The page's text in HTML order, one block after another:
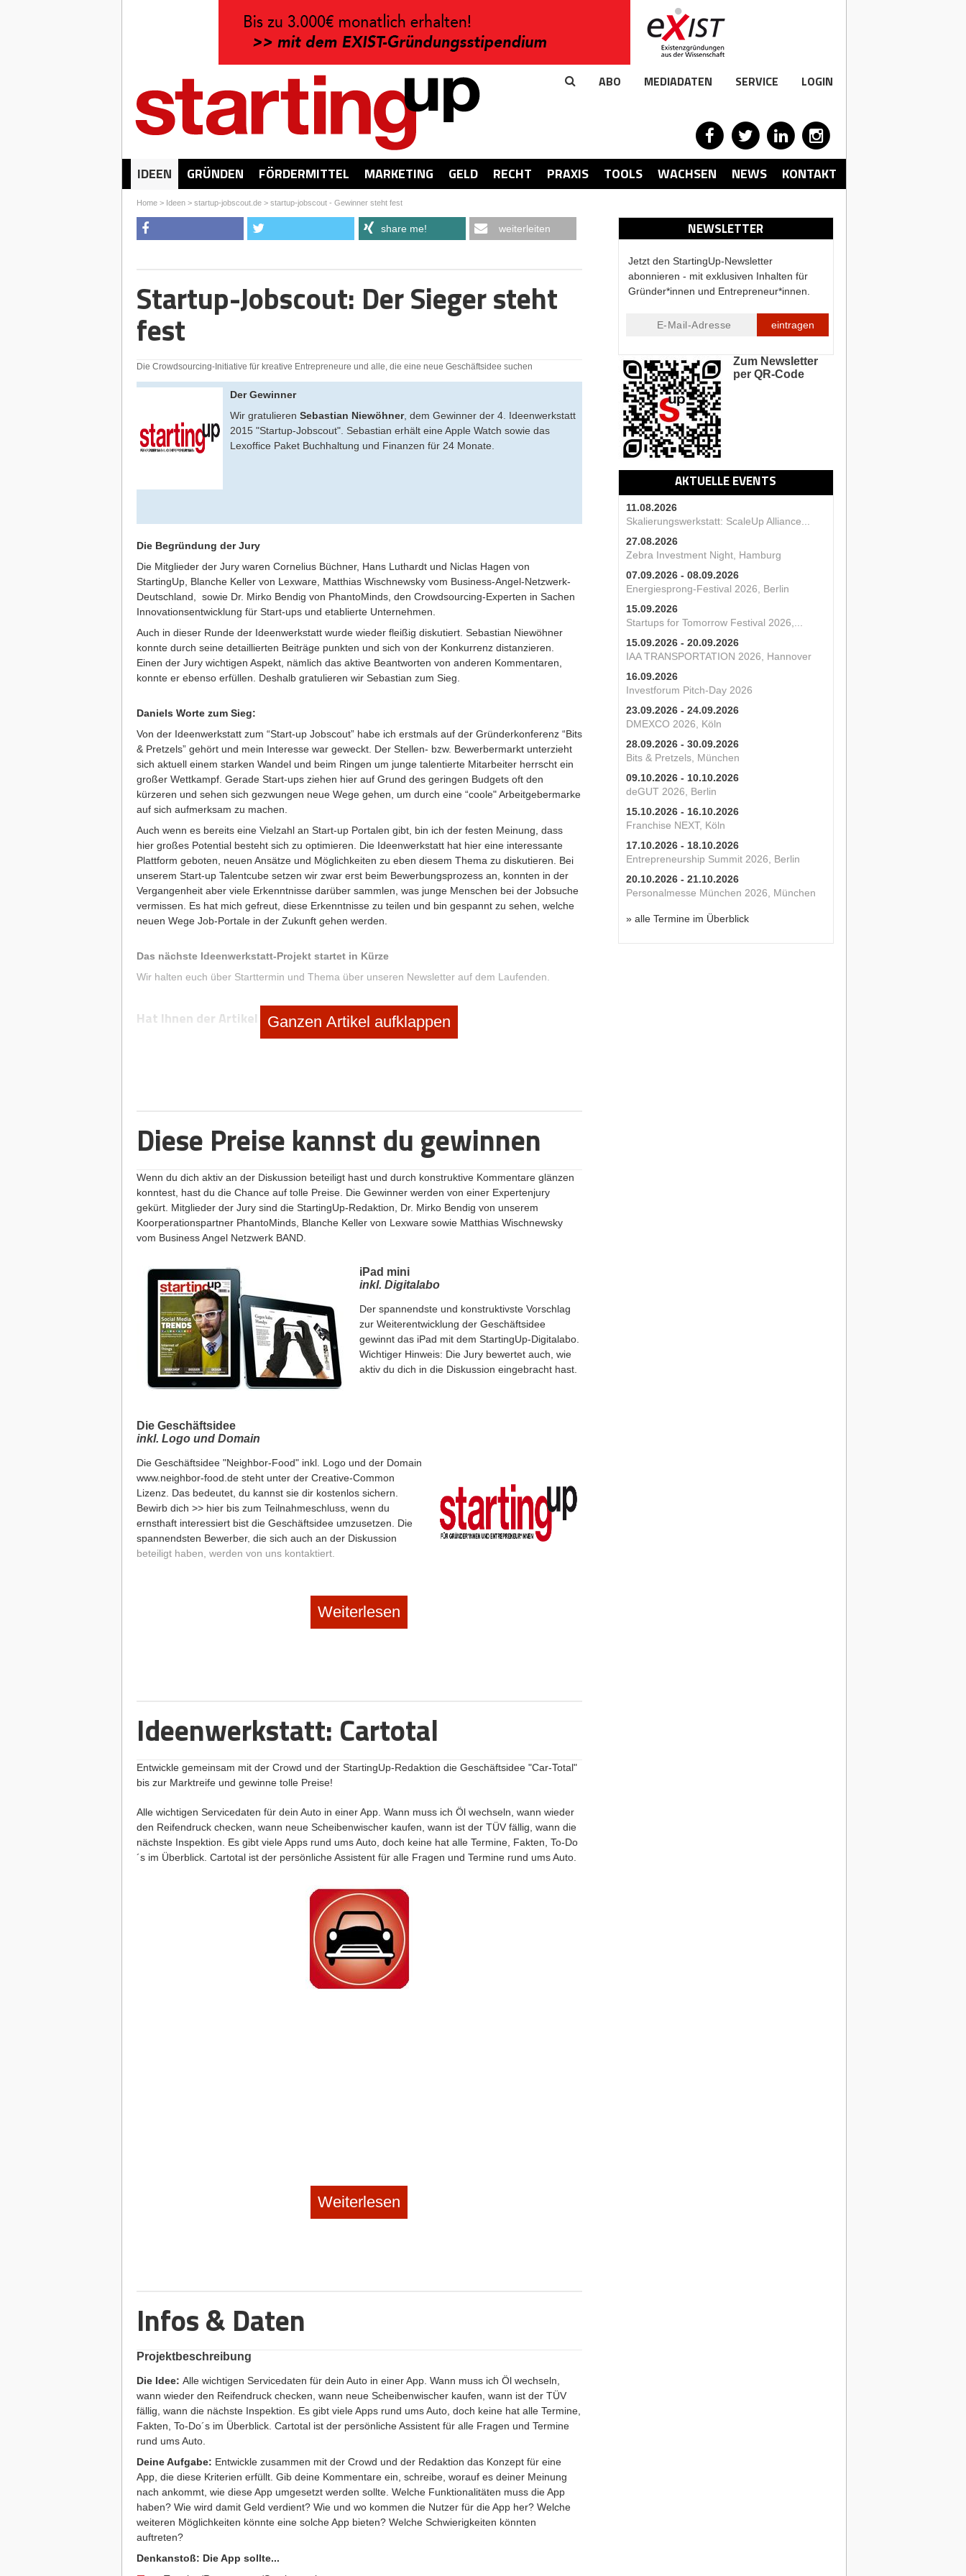
ABO MEDIADATEN SERVICE LOGIN
IDEEN GRÜNDEN FÖRDERMITTEL MARKETING GELD RECHT PRAXIS TOOLS WACHSEN NEWS KONTAKT
Home> Ideen> startup-jobscout.de> startup-jobscout - Gewinner steht fest
NEWSLETTER
Jetzt den StartingUp-Newsletter
abonnieren - mit exklusiven Inhalten für
Gründer*innen und Entrepreneur*innen.
eintragen
Zum Newsletter
per QR-Code
AKTUELLE EVENTS
11.08.2026
Skalierungswerkstatt: ScaleUp Alliance...
27.08.2026
Zebra Investment Night, Hamburg
07.09.2026 - 08.09.2026
Energiesprong-Festival 2026, Berlin
15.09.2026
Startups for Tomorrow Festival 2026,...
15.09.2026 - 20.09.2026
IAA TRANSPORTATION 2026, Hannover
16.09.2026
Investforum Pitch-Day 2026
23.09.2026 - 24.09.2026
DMEXCO 2026, Köln
28.09.2026 - 30.09.2026
Bits & Pretzels, München
09.10.2026 - 10.10.2026
deGUT 2026, Berlin
15.10.2026 - 16.10.2026
Franchise NEXT, Köln
17.10.2026 - 18.10.2026
Entrepreneurship Summit 2026, Berlin
20.10.2026 - 21.10.2026
Personalmesse München 2026, München
» alle Termine im Überblick
share me! weiterleiten
Startup-Jobscout: Der Sieger steht
fest
Die Crowdsourcing-Initiative für kreative Entrepreneure und alle, die eine neue Geschäftsidee suchen
Der Gewinner
Wir gratulieren Sebastian Niewöhner, dem Gewinner der 4. Ideenwerkstatt
2015 "Startup-Jobscout". Sebastian erhält eine Apple Watch sowie das
Lexoffice Paket Buchhaltung und Finanzen für 24 Monate.
Die Begründung der Jury
Die Mitglieder der Jury waren Cornelius Büchner, Hans Luthardt und Niclas Hagen von
StartingUp, Blanche Keller von Lexware, Matthias Wischnewsky vom Business-Angel-Netzwerk-
Deutschland, sowie Dr. Mirko Bendig von PhantoMinds, den Crowdsourcing-Experten in Sachen
Innovationsentwicklung für Start-ups und etablierte Unternehmen.
Auch in dieser Runde der Ideenwerkstatt wurde wieder fleißig diskutiert. Sebastian Niewöhner
konnte durch seine detaillierten Beiträge punkten und sich von der Konkurrenz distanzieren.
Einen der Jury wichtigen Aspekt, nämlich das aktive Beantworten von anderen Kommentaren,
konnte er ebenso erfüllen. Deshalb gratulieren wir Sebastian zum Sieg.
Daniels Worte zum Sieg:
Von der Ideenwerkstatt zum “Start-up Jobscout” habe ich erstmals auf der Gründerkonferenz “Bits
& Pretzels” gehört und mein Interesse war geweckt. Der Stellen- bzw. Bewerbermarkt unterzieht
sich aktuell einem starken Wandel und beim Ringen um junge talentierte Mitarbeiter herrscht ein
großer Wettkampf. Gerade Start-ups ziehen hier auf Grund des geringen Budgets oft den
kürzeren und sehen sich gezwungen neue Wege gehen, um durch eine “coole" Arbeitgebermarke
auf sich aufmerksam zu machen.
Auch wenn es bereits eine Vielzahl an Start-up Portalen gibt, bin ich der festen Meinung, dass
hier großes Potential besteht sich zu optimieren. Die Ideenwerkstatt hat hier eine interessante
Plattform geboten, neuen Ansätze und Möglichkeiten zu eben diesem Thema zu diskutieren. Bei
unserem Start-up Talentcube setzen wir zwar erst beim Bewerbungsprozess an, konnten in der
Vergangenheit aber viele Erkenntnisse darüber sammlen, was junge Menschen bei der Jobsuche
vermissen. Es hat mich gefreut, diese Erkenntnisse zu teilen und bin gespannt zu sehen, welche
neuen Wege Job-Portale in der Zukunft gehen werden.
Das nächste Ideenwerkstatt-Projekt startet in Kürze
Wir halten euch über Starttermin und Thema über unseren Newsletter auf dem Laufenden.
Hat Ihnen der Artikel gefallen?
Projekt 1/2014: Teilnahmeschluss 30.11.2014
Ideenwerkstatt: Taxi-Sharing
Die Crowdsourcing-Initiative für kreative Entrepreneure und alle, die eine neue
Ideenwerkstatt Taxi-Sharing - der Sieger steht fest
Projekt 1/2015: Teilnahmeschluss 15.03.15
Jetzt mitentwickeln: Hofladen-Franchise
Die Crowdsourcing-Initiative für kreative Entrepreneure und alle, die eine neue
Geschäftsidee suchen
Hofladen-Franchise: Der Sieger steht fest
Ganzen Artikel aufklappen
Diese Preise kannst du gewinnen
Wenn du dich aktiv an der Diskussion beteiligt hast und durch konstruktive Kommentare glänzen
konntest, hast du die Chance auf tolle Preise. Die Gewinner werden von einer Expertenjury
gekürt. Mitglieder der Jury sind die StartingUp-Redaktion, Dr. Mirko Bendig von unserem
Koorperationspartner PhantoMinds, Blanche Keller von Lexware sowie Matthias Wischnewsky
vom Business Angel Netzwerk BAND.
iPad mini
inkl. Digitalabo
Der spannendste und konstruktivste Vorschlag
zur Weiterentwicklung der Geschäftsidee
gewinnt das iPad mit dem StartingUp-Digitalabo.
Wichtiger Hinweis: Die Jury bewertet auch, wie
aktiv du dich in die Diskussion eingebracht hast.
Die Geschäftsidee
inkl. Logo und Domain
Die Geschäftsidee "Neighbor-Food" inkl. Logo und der Domain
www.neighbor-food.desteht unter der Creative-Common
Lizenz. Das bedeutet, du kannst sie dir kostenlos sichern.
Bewirb dich >> hierbis zum Teilnahmeschluss, wenn du
ernsthaft interessiert bist die Geschäftsidee umzusetzen. Die
spannendsten Bewerber, die sich auch an der Diskussion
beteiligt haben, werden von uns kontaktiert.
Weiterlesen
Ideenwerkstatt: Cartotal
Entwickle gemeinsam mit der Crowd und der StartingUp-Redaktion die Geschäftsidee "Car-Total"
bis zur Marktreife und gewinne tolle Preise!
Alle wichtigen Servicedaten für dein Auto in einer App. Wann muss ich Öl wechseln, wann wieder
den Reifendruck checken, wann neue Scheibenwischer kaufen, wann ist der TÜV fällig, wann die
nächste Inspektion. Es gibt viele Apps rund ums Auto, doch keine hat alle Termine, Fakten, To-Do
´s im Überblick. Cartotal ist der persönliche Assistent für alle Fragen und Termine rund ums Auto.
Weiterlesen
Infos & Daten
Projektbeschreibung
Die Idee: Alle wichtigen Servicedaten für dein Auto in einer App. Wann muss ich Öl wechseln,
wann wieder den Reifendruck checken, wann neue Scheibenwischer kaufen, wann ist der TÜV
fällig, wann die nächste Inspektion. Es gibt viele Apps rund ums Auto, doch keine hat alle Termine,
Fakten, To-Do´s im Überblick. Cartotal ist der persönliche Assistent für alle Fragen und Termine
rund ums Auto.
Deine Aufgabe: Entwickle zusammen mit der Crowd und der Redaktion das Konzept für eine
App, die diese Kriterien erfüllt. Gib deine Kommentare ein, schreibe, worauf es deiner Meinung
nach ankommt, wie diese App umgesetzt werden sollte. Welche Funktionalitäten muss die App
haben? Wie wird damit Geld verdient? Wie und wo kommen die Nutzer für die App her? Welche
weiteren Möglichkeiten könnte eine solche App bieten? Welche Schwierigkeiten könnten
auftreten?
Denkanstoß: Die App sollte...